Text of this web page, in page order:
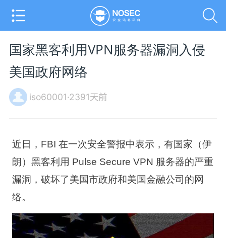
国家黑客利用VPN服务器漏洞入侵
美国政府网络
iso60001·2391天前
近日，FBI 在一次安全警报中表示，有国家（伊
朗）黑客利用 Pulse Secure VPN 服务器的严重
漏洞，破坏了美国市政府和美国金融公司的网
络。